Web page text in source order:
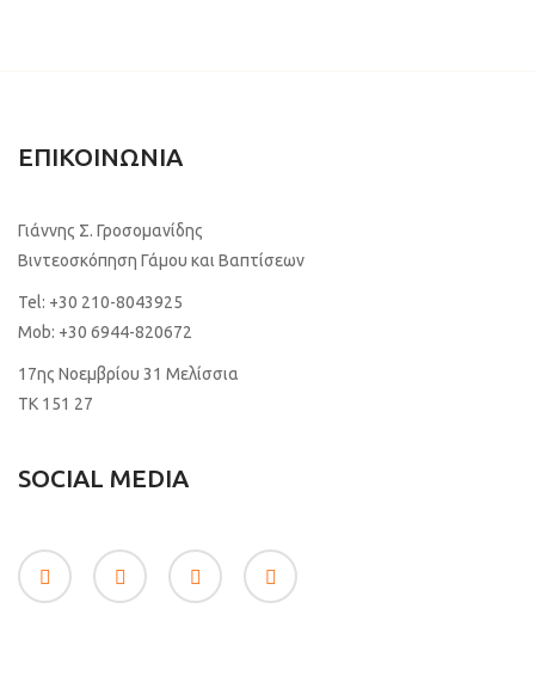
ΕΠΙΚΟΙΝΩΝΙΑ
Γιάννης Σ. Γροσομανίδης
Βιντεοσκόπηση Γάμου και Βαπτίσεων
Tel: +30 210-8043925
Mob: +30 6944-820672
17ης Νοεμβρίου 31 Μελίσσια
TK 151 27
SOCIAL MEDIA